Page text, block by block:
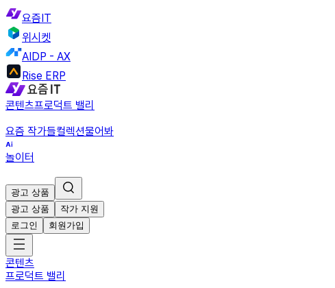
요즘IT
위시켓
AIDP - AX
Rise ERP
콘텐츠프로덕트 밸리
요즘 작가들컬렉션물어봐
놀이터
광고 상품
광고 상품
작가 지원
로그인
회원가입
콘텐츠
프로덕트 밸리